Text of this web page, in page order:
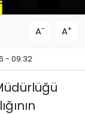
A- A+
- 09:32